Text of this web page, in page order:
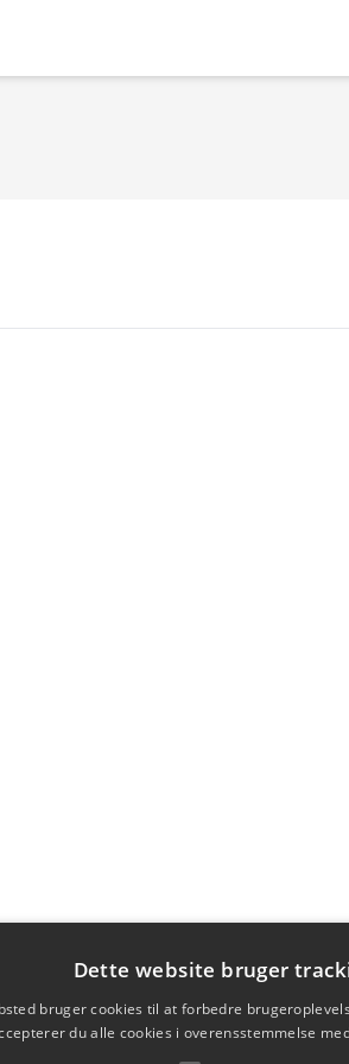
Dette website bruger
bruger cookies til at forbedre
du alle cookies i overensstemmelse